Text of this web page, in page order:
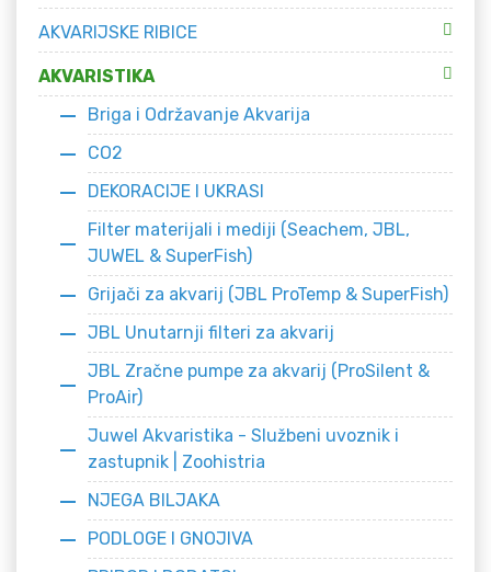
AKVARIJSKE RIBICE
AKVARISTIKA
Briga i Održavanje Akvarija
CO2
DEKORACIJE I UKRASI
Filter materijali i mediji (Seachem, JBL,
JUWEL & SuperFish)
Grijači za akvarij (JBL ProTemp & SuperFish)
JBL Unutarnji filteri za akvarij
JBL Zračne pumpe za akvarij (ProSilent &
ProAir)
Juwel Akvaristika - Službeni uvoznik i
zastupnik | Zoohistria
NJEGA BILJAKA
PODLOGE I GNOJIVA